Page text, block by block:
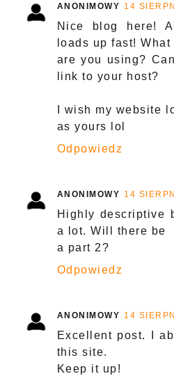
ANONIMOWY 14
Nice blog here!
loads up fast!
are you using?
link to your host?
I wish my website
as yours lol
Odpowiedz
ANONIMOWY 14
Highly descriptive
a lot. Will there be
a part 2?
Odpowiedz
ANONIMOWY 14
Excellent post. I
this site.
Keep it up!